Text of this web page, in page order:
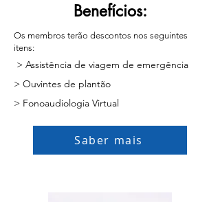
Benefícios:
Os membros terão descontos nos seguintes
itens:
> Assistência de viagem de emergência
> Ouvintes de plantão
> Fonoaudiologia Virtual
Saber mais